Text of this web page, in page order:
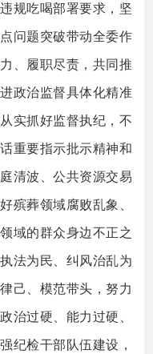
规吃喝部署要求，坚
问题突破带动全委作
、履职尽责，共同推
政治监督具体化精准
实抓好监督执纪，不
重要指示批示精神和
清波、公共资源交易
殡葬领域腐败乱象、
域的群众身边不正之
法为民、纠风治乱为
己、模范带头，努力
治过硬、能力过硬、
纪检干部队伍建设，